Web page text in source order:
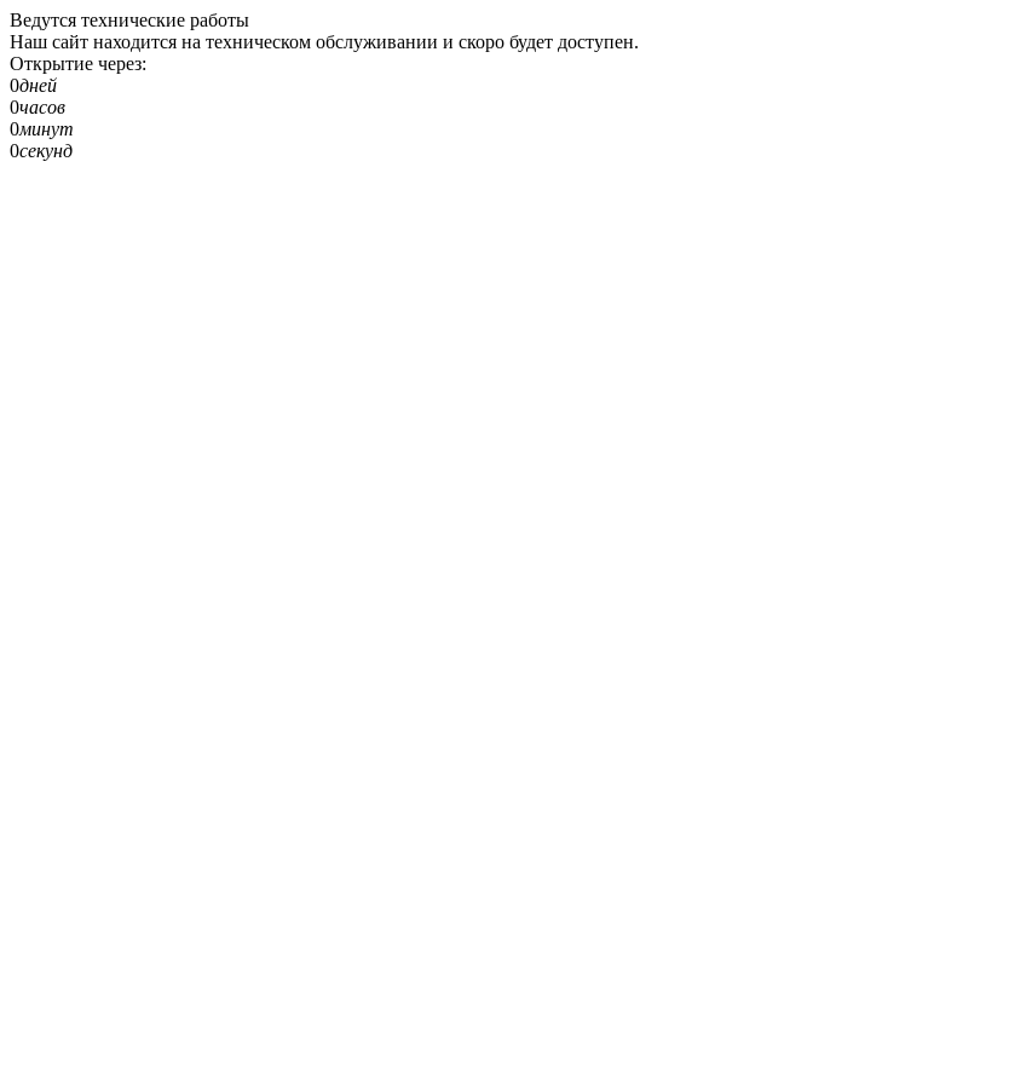
Ведутся технические работы
Наш сайт находится на техническом обслуживании и скоро будет доступен.
Открытие через:
0дней
0часов
0минут
0секунд